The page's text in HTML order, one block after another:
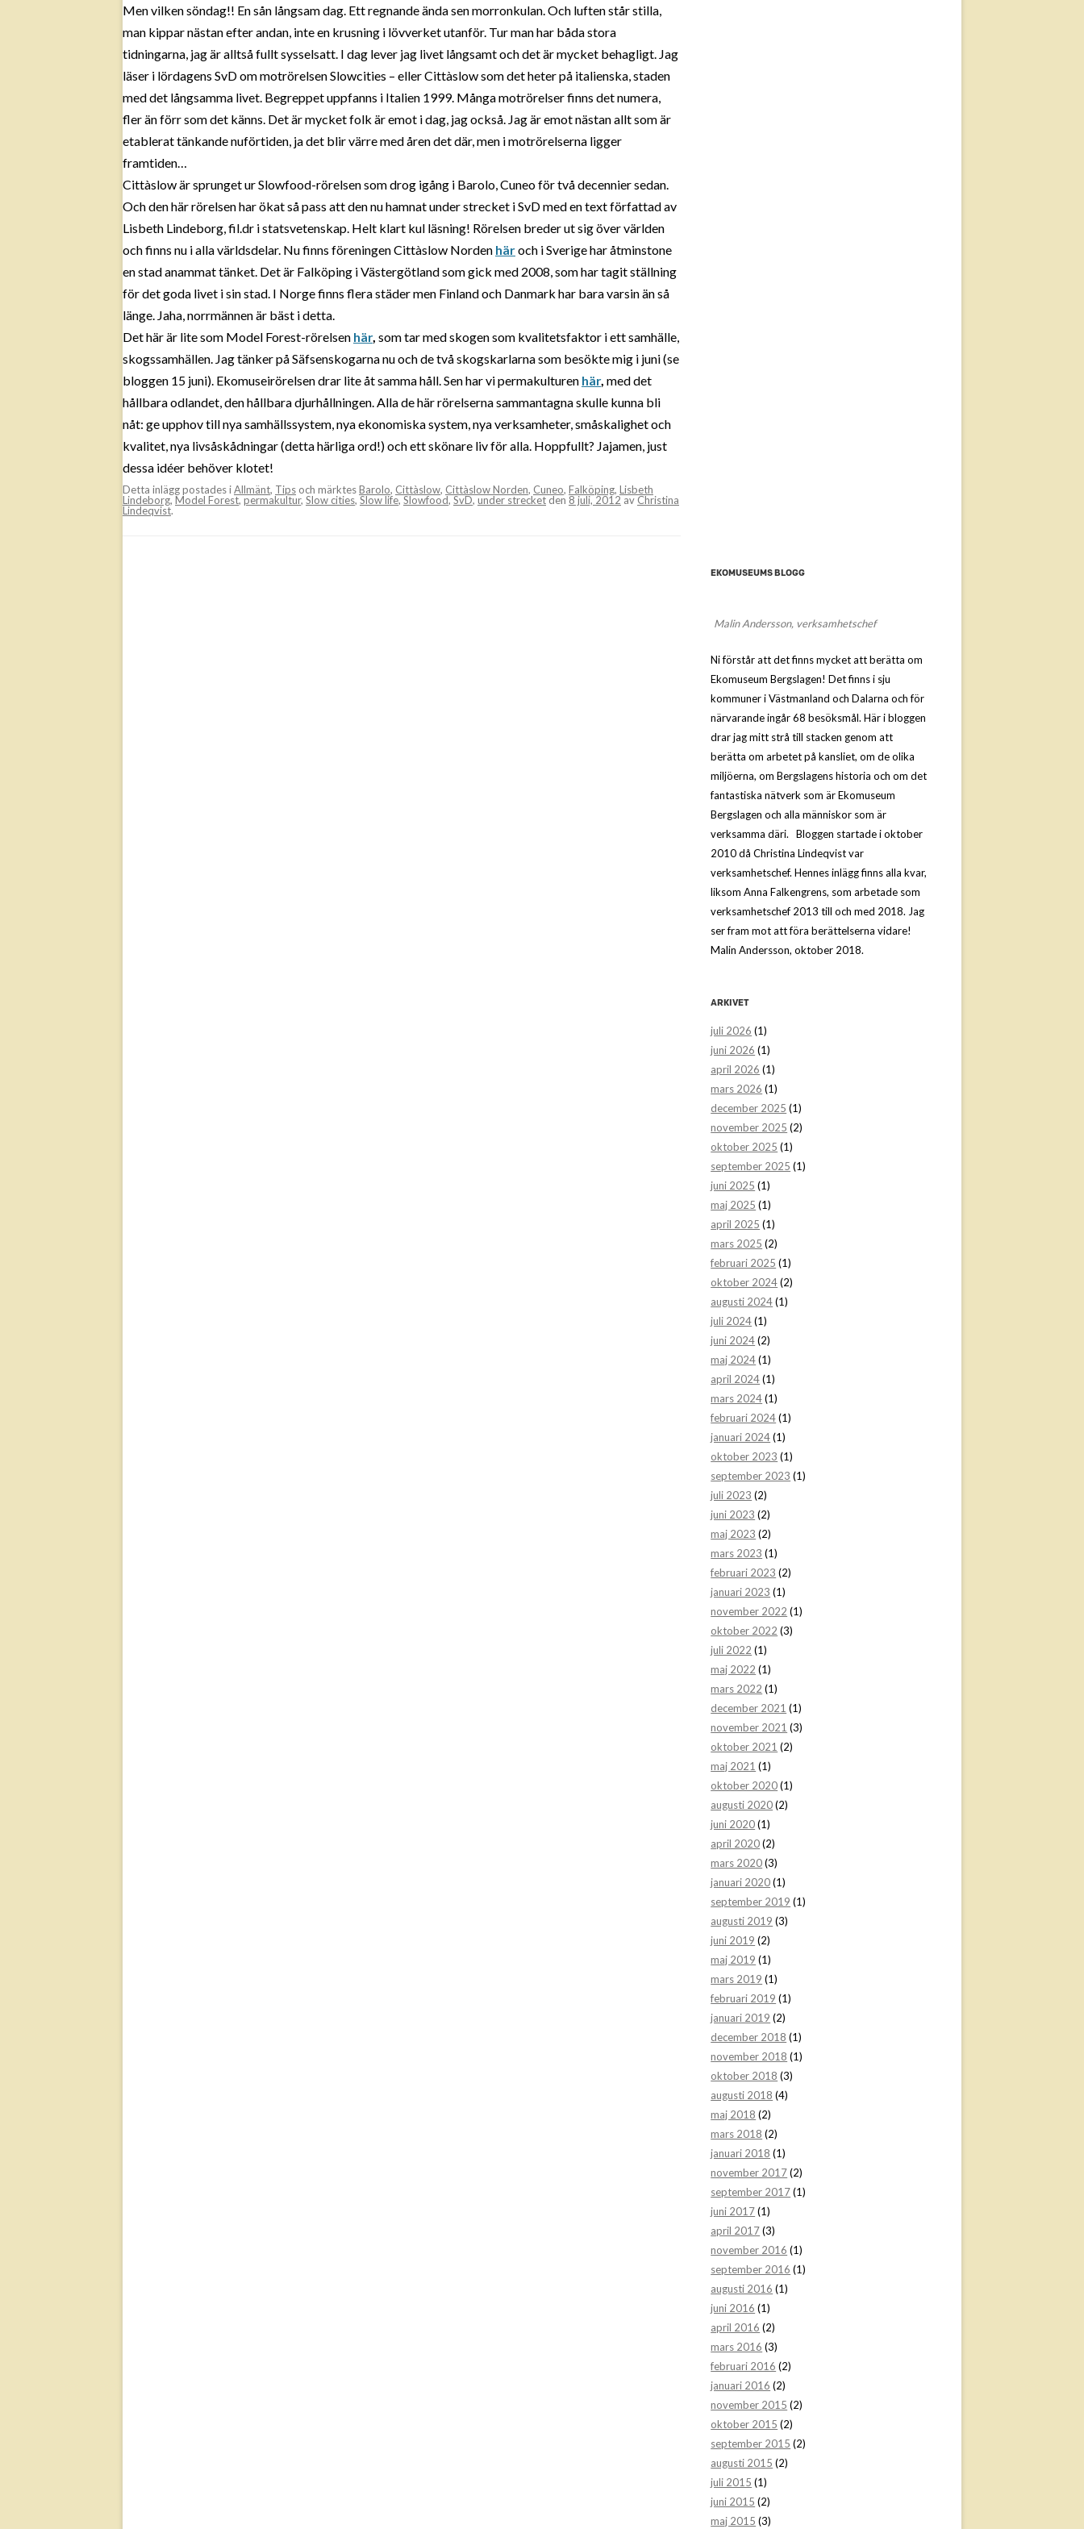
Järn ur järnmalm
Kolning
Slagg
Färskning & stångjärn
Tekniken i Bergslagen
Men vilken söndag!! En sån långsam dag. Ett regnande ända sen morronkulan. Och luften står stilla,
man kippar nästan efter andan, inte en krusning i lövverket utanför. Tur man har båda stora
tidningarna, jag är alltså fullt sysselsatt. I dag lever jag livet långsamt och det är mycket behagligt. Jag
läser i lördagens SvD om motrörelsen Slowcities – eller Cittàslow som det heter på italienska, staden
med det långsamma livet. Begreppet uppfanns i Italien 1999. Många motrörelser finns det numera,
fler än förr som det känns. Det är mycket folk är emot i dag, jag också. Jag är emot nästan allt som är
etablerat tänkande nuförtiden, ja det blir värre med åren det där, men i motrörelserna ligger
framtiden…
Cittàslow är sprunget ur Slowfood-rörelsen som drog igång i Barolo, Cuneo för två decennier sedan.
Och den här rörelsen har ökat så pass att den nu hamnat under strecket i SvD med en text författad av
Lisbeth Lindeborg, fil.dr i statsvetenskap. Helt klart kul läsning! Rörelsen breder ut sig över världen
och finns nu i alla världsdelar. Nu finns föreningen Cittàslow Norden häroch i Sverige har åtminstone
en stad anammat tänket. Det är Falköping i Västergötland som gick med 2008, som har tagit ställning
för det goda livet i sin stad. I Norge finns flera städer men Finland och Danmark har bara varsin än så
länge. Jaha, norrmännen är bäst i detta.
Det här är lite som Model Forest-rörelsen här, som tar med skogen som kvalitetsfaktor i ett samhälle,
skogssamhällen. Jag tänker på Säfsenskogarna nu och de två skogskarlarna som besökte mig i juni (se
bloggen 15 juni). Ekomuseirörelsen drar lite åt samma håll. Sen har vi permakulturen här, med det
hållbara odlandet, den hållbara djurhållningen. Alla de här rörelserna sammantagna skulle kunna bli
nåt: ge upphov till nya samhällssystem, nya ekonomiska system, nya verksamheter, småskalighet och
kvalitet, nya livsåskådningar (detta härliga ord!) och ett skönare liv för alla. Hoppfullt? Jajamen, just
dessa idéer behöver klotet!
Detta inlägg postades iAllmänt, Tips och märktesBarolo, Cittàslow, Cittàslow Norden, Cuneo, Falköping, Lisbeth
Lindeborg, Model Forest, permakultur, Slow cities, Slow life, Slowfood, SvD, under strecket den 8 juli, 2012 av Christina
Lindeqvist.
EKOMUSEUMS BLOGG
Malin Andersson, verksamhetschef
Ni förstår att det finns mycket att berätta om
Ekomuseum Bergslagen! Det finns i sju
kommuner i Västmanland och Dalarna och för
närvarande ingår 68 besöksmål. Här i bloggen
drar jag mitt strå till stacken genom att
berätta om arbetet på kansliet, om de olika
miljöerna, om Bergslagens historia och om det
fantastiska nätverk som är Ekomuseum
Bergslagen och alla människor som är
verksamma däri. Bloggen startade i oktober
2010 då Christina Lindeqvist var
verksamhetschef. Hennes inlägg finns alla kvar,
liksom Anna Falkengrens, som arbetade som
verksamhetschef 2013 till och med 2018. Jag
ser fram mot att föra berättelserna vidare!
Malin Andersson, oktober 2018.
ARKIVET
juli 2026 (1)
juni 2026 (1)
april 2026 (1)
mars 2026 (1)
december 2025 (1)
november 2025 (2)
oktober 2025 (1)
september 2025 (1)
juni 2025 (1)
maj 2025 (1)
april 2025 (1)
mars 2025 (2)
februari 2025 (1)
oktober 2024(2)
augusti 2024(1)
juli 2024(1)
juni 2024(2)
maj 2024(1)
april 2024(1)
mars 2024(1)
februari 2024(1)
januari 2024(1)
oktober 2023 (1)
september 2023 (1)
juli 2023 (2)
juni 2023 (2)
maj 2023 (2)
mars 2023 (1)
februari 2023 (2)
januari 2023 (1)
november 2022 (1)
oktober 2022 (3)
juli 2022 (1)
maj 2022 (1)
mars 2022 (1)
december 2021 (1)
november 2021 (3)
oktober 2021 (2)
maj 2021 (1)
oktober 2020(1)
augusti 2020(2)
juni 2020(1)
april 2020(2)
mars 2020(3)
januari 2020(1)
september 2019 (1)
augusti 2019 (3)
juni 2019 (2)
maj 2019 (1)
mars 2019 (1)
februari 2019 (1)
januari 2019 (2)
december 2018 (1)
november 2018 (1)
oktober 2018 (3)
augusti 2018 (4)
maj 2018 (2)
mars 2018 (2)
januari 2018 (1)
november 2017(2)
september 2017(1)
juni 2017(1)
april 2017(3)
november 2016 (1)
september 2016 (1)
augusti 2016 (1)
juni 2016 (1)
april 2016 (2)
mars 2016 (3)
februari 2016 (2)
januari 2016 (2)
november 2015 (2)
oktober 2015 (2)
september 2015 (2)
augusti 2015 (2)
juli 2015 (1)
juni 2015 (2)
maj 2015 (3)